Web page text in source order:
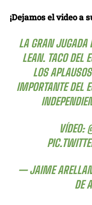
¡Dejamos el video a
LA GRAN JUGADA
LEAN. TACO DEL
LOS
IMPORTANTE DEL
VÍDEO:
— JAIME
DE